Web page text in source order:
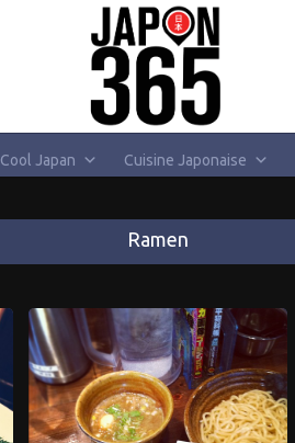
Cool Japan Cuisine Japonaise
Ramen